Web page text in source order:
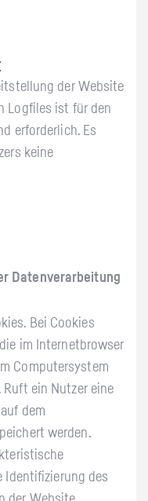
der Website
Logfiles ist für den
erforderlich. Es
keine
Datenverarbeitung
Bei Cookies
im Internetbrowser
Computersystem
Ruft ein Nutzer eine
dem
werden.
Identifizierung des